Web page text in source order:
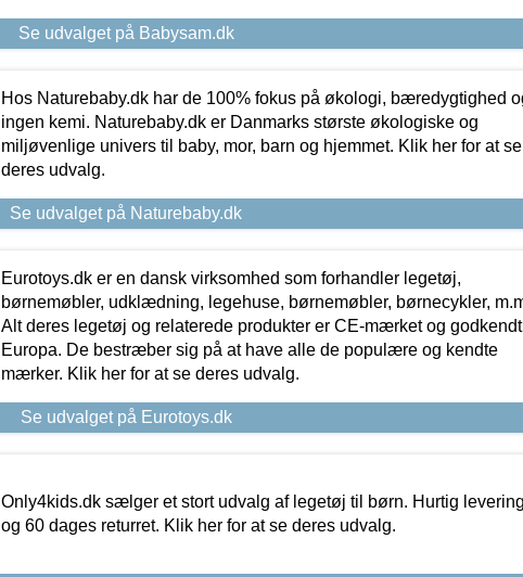
Se udvalget på Babysam.dk
Hos Naturebaby.dk har de 100% fokus på økologi, bæredygtighed
ingen kemi. Naturebaby.dk er Danmarks største økologiske og
miljøvenlige univers til baby, mor, barn og hjemmet. Klik her for at se
deres udvalg.
Se udvalget på Naturebaby.dk
Eurotoys.dk er en dansk virksomhed som forhandler legetøj,
børnemøbler, udklædning, legehuse, børnemøbler, børnecykler,
Alt deres legetøj og relaterede produkter er CE-mærket og
Europa. De bestræber sig på at have alle de populære og kendte
mærker. Klik her for at se deres udvalg.
Se udvalget på Eurotoys.dk
Only4kids.dk sælger et stort udvalg af legetøj til børn. Hurtig levering
og 60 dages returret. Klik her for at se deres udvalg.